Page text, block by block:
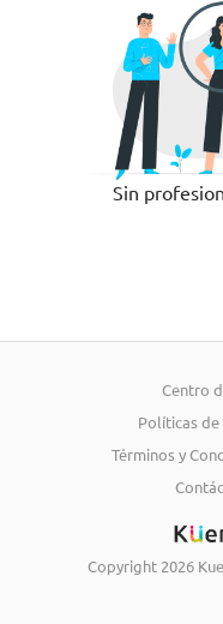
Sin
Centro
Políticas
Términos y
Copyright 2026